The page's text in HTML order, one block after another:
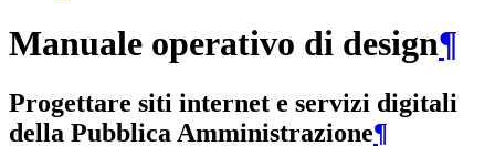
Manuale operativo di design¶
Progettare siti internet e servizi digitali
della Pubblica Amministrazione¶